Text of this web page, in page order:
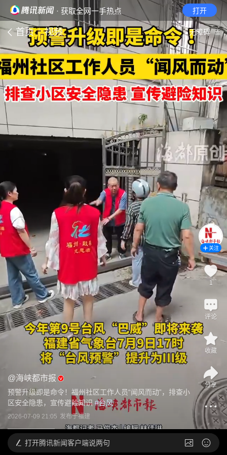
· 获取全网一手热点 打开
首页 视频 无障碍
@海峡都市报
预警升级即是命令！福州社区工作人员“闻风而动”，排查小
区安全隐患，宣传避险知识 #台风
2026-07-09 21:05 发布于福建
关注
1
评论
收藏
分享
打开腾讯新闻客户端说两句